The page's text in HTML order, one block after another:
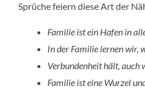
Sprüche feiern diese Art der
Familie ist ein Hafen in
In der Familie lernen wir,
Verbundenheit hält, auch
Familie ist eine Wurzel